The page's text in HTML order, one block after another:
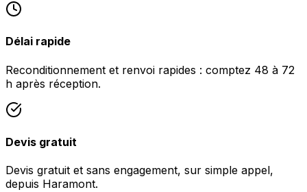
Délai rapide
Reconditionnement et renvoi rapides : comptez 48 à 72
h après réception.
Devis gratuit
Devis gratuit et sans engagement, sur simple appel,
depuis Haramont.